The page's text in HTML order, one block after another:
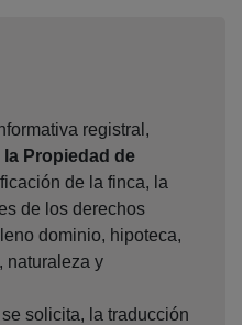
nueva
registral,
la Propiedad de
de la finca, la
de los derechos
dominio, hipoteca,
naturaleza y
solicita, la traducción